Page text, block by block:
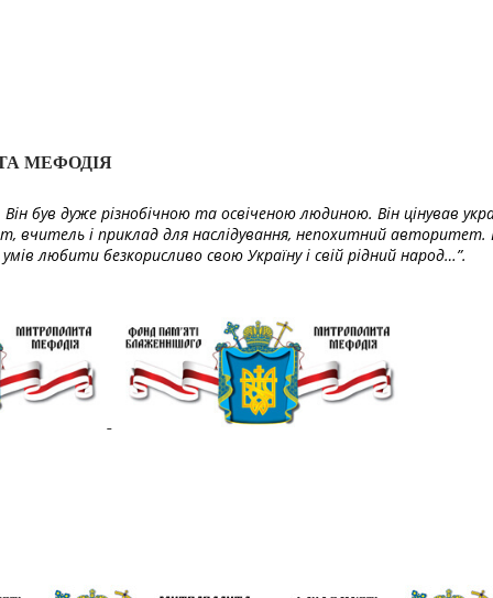
МЕФОДІЯ
був дуже різнобічною та освіченою людиною. Він цінував
вчитель і приклад для наслідування, непохитний
любити безкорисливо свою Україну і свій рідний народ…”.